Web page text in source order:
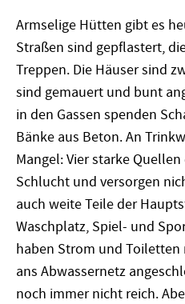
Armselige Hütten gibt es
Straßen sind gepflastert,
Treppen. Die Häuser sind
sind gemauert und bunt
in den Gassen spenden
Bänke aus Beton. An
Mangel: Vier starke
Schlucht und versorgen
auch weite Teile der
Waschplatz, Spiel- und
haben Strom und Toiletten
ans Abwassernetz
noch immer nicht reich.